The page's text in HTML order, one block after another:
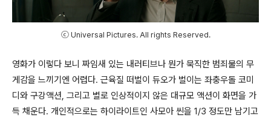
ⓒ Universal Pictures. All rights Reserved.
영화가 이렇다 보니 짜임새 있는 내러티브나 뭔가 묵직한 범죄물의 무
게감을 느끼기엔 어렵다. 근육질 떠벌이 듀오가 벌이는 좌충우돌 코미
디와 구강액션, 그리고 별로 인상적이지 않은 대규모 액션이 화면을 가
득 채운다. 개인적으로는 하이라이트인 사모아 씬을 1/3 정도만 남기고